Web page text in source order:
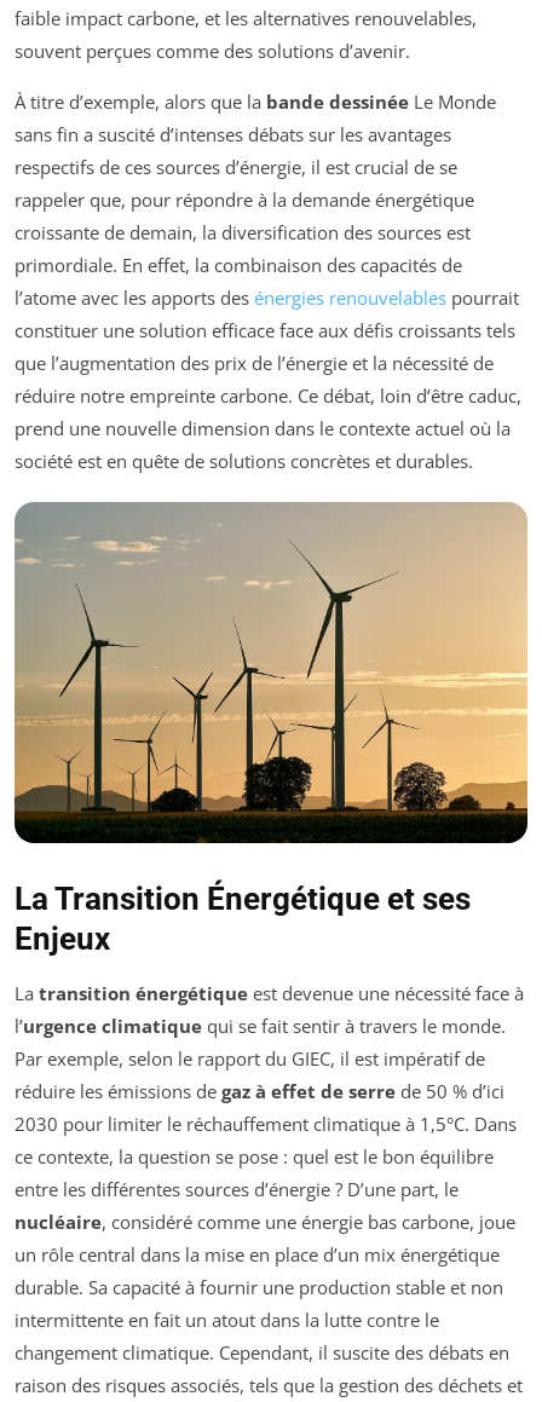
faible impact carbone, et les alternatives renouvelables,
souvent perçues comme des solutions d’avenir.
À titre d’exemple, alors que la bande dessinée Le Monde
sans fin a suscité d’intenses débats sur les avantages
respectifs de ces sources d’énergie, il est crucial de se
rappeler que, pour répondre à la demande énergétique
croissante de demain, la diversification des sources est
primordiale. En effet, la combinaison des capacités de
l’atome avec les apports des énergies renouvelables pourrait
constituer une solution efficace face aux défis croissants tels
que l’augmentation des prix de l’énergie et la nécessité de
réduire notre empreinte carbone. Ce débat, loin d’être caduc,
prend une nouvelle dimension dans le contexte actuel où la
société est en quête de solutions concrètes et durables.
La Transition Énergétique et ses
Enjeux
La transition énergétique est devenue une nécessité face à
l’urgence climatique qui se fait sentir à travers le monde.
Par exemple, selon le rapport du GIEC, il est impératif de
réduire les émissions de gaz à effet de serre de 50 % d’ici
2030 pour limiter le réchauffement climatique à 1,5°C. Dans
ce contexte, la question se pose : quel est le bon équilibre
entre les différentes sources d’énergie ? D’une part, le
nucléaire, considéré comme une énergie bas carbone, joue
un rôle central dans la mise en place d’un mix énergétique
durable. Sa capacité à fournir une production stable et non
intermittente en fait un atout dans la lutte contre le
changement climatique. Cependant, il suscite des débats en
raison des risques associés, tels que la gestion des déchets et